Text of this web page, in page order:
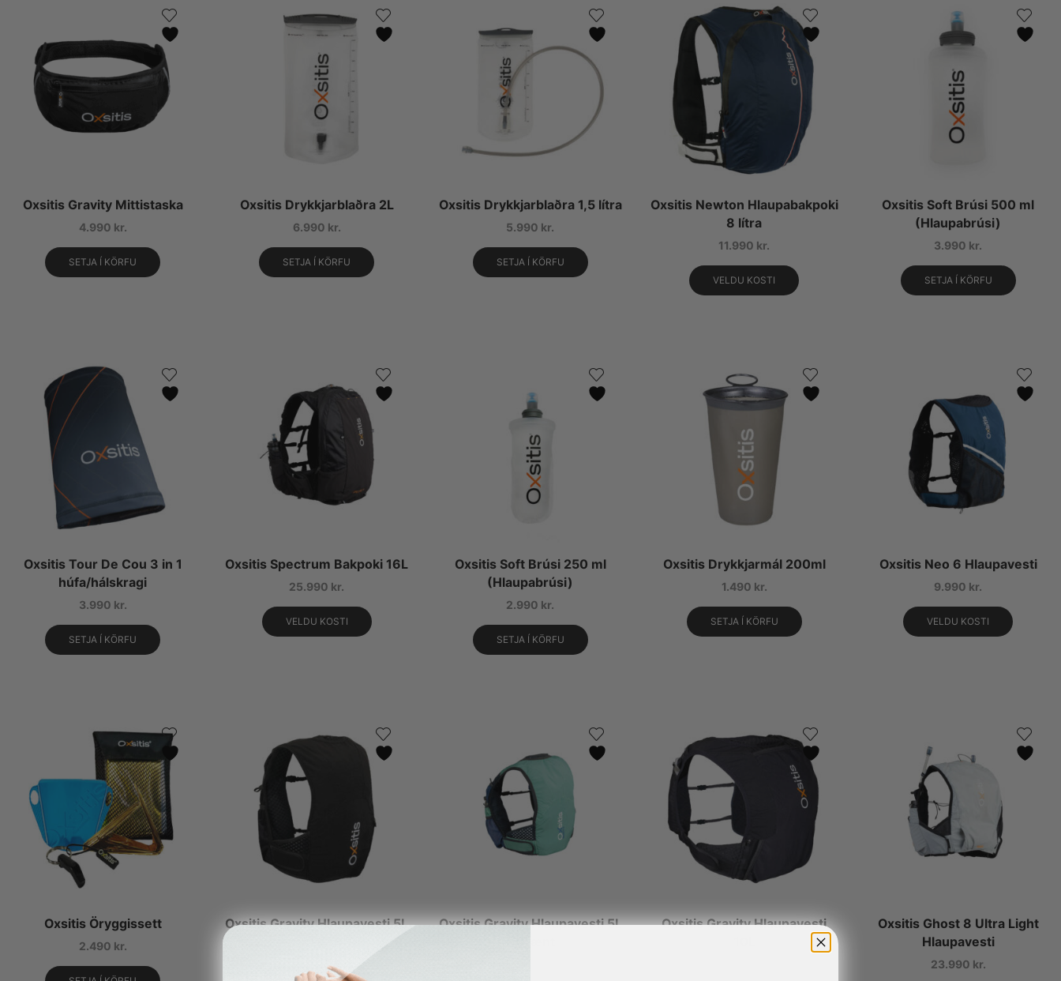
Oxsitis Gravity Mittistaska
4.990 kr.
SETJA Í KÖRFU
Oxsitis Drykkjarblaðra 2L
6.990 kr.
SETJA Í KÖRFU
Oxsitis Drykkjarblaðra 1,5 lítra
5.990 kr.
SETJA Í KÖRFU
Oxsitis Newton Hlaupabakpoki
8 lítra
11.990 kr.
VELDU KOSTI
Oxsitis Soft Brúsi 500 ml
(Hlaupabrúsi)
3.990 kr.
SETJA Í KÖRFU
Oxsitis Tour De Cou 3 in 1
húfa/hálskragi
3.990 kr.
SETJA Í KÖRFU
Oxsitis Spectrum Bakpoki 16L
25.990 kr.
VELDU KOSTI
Oxsitis Soft Brúsi 250 ml
(Hlaupabrúsi)
2.990 kr.
SETJA Í KÖRFU
Oxsitis Drykkjarmál 200ml
1.490 kr.
SETJA Í KÖRFU
Oxsitis Neo 6 Hlaupavesti
9.990 kr.
VELDU KOSTI
Oxsitis Öryggissett
2.490 kr.
Oxsitis Gravity Hlaupavesti 5L
Oxsitis Gravity Hlaupavesti 5L
Oxsitis Gravity Hlaupavesti
Oxsitis Ghost 8 Ultra Light
Hlaupavesti
23.990 kr.